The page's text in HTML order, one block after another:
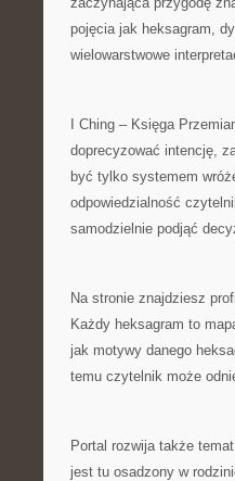
pojęcia jak heksagram,
wielowarstwowe
I Ching – Księga
doprecyzować intencję,
być tylko systemem
odpowiedzialność
samodzielnie podjąć
Na stronie znajdziesz
Każdy heksagram to
jak motywy danego
temu czytelnik może
Portal rozwija także
jest tu osadzony w